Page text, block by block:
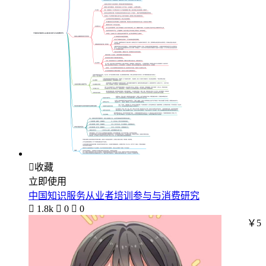
收藏
立即使用
中国知识服务从业者培训参与与消费研究
 1.8k  0  0
￥5